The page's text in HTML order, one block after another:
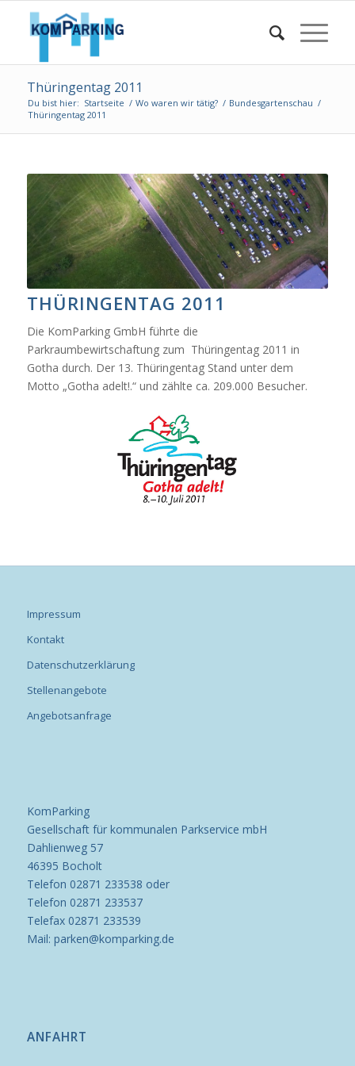
Thüringentag 2011
Du bist hier: Startseite / Wo waren wir tätig? / Bundesgartenschau /
Thüringentag 2011
THÜRINGENTAG 2011
Die KomParking GmbH führte die
Parkraumbewirtschaftung zum Thüringentag 2011 in
Gotha durch. Der 13. Thüringentag Stand unter dem
Motto „Gotha adelt!.“ und zählte ca. 209.000 Besucher.
Impressum
Kontakt
Datenschutzerklärung
Stellenangebote
Angebotsanfrage
KomParking
Gesellschaft für kommunalen Parkservice mbH
Dahlienweg 57
46395 Bocholt
Telefon 02871 233538 oder
Telefon 02871 233537
Telefax 02871 233539
Mail: parken@komparking.de
ANFAHRT